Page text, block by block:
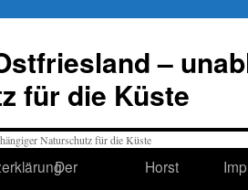
–
für die Küste
Der
Horst